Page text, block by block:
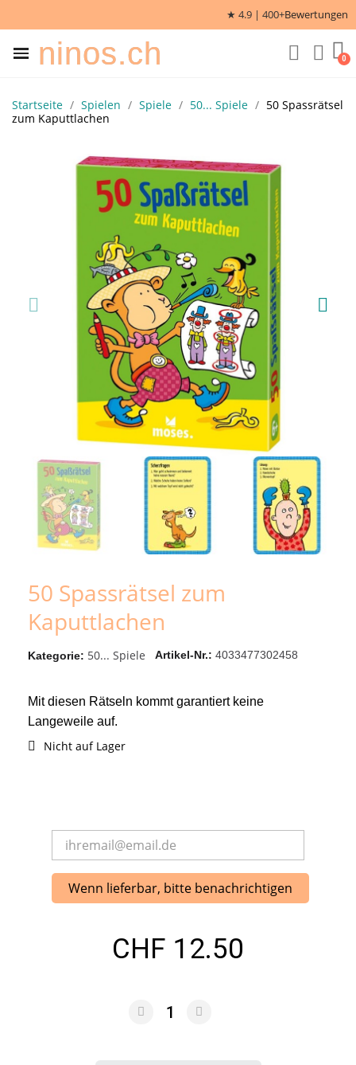
★ 4.9 | 400+Bewertungen
ninos.ch
Startseite Spielen Spiele 50... Spiele
50 Spassrätsel
zum Kaputtlachen
50 Spassrätsel zum
Kaputtlachen
Kategorie 50... Spiele Artikel-Nr. 4033477302458
Mit diesen Rätseln kommt garantiert keine
Langeweile auf.
Nicht auf Lager
Wenn lieferbar, bitte benachrichtigen
CHF 12.50